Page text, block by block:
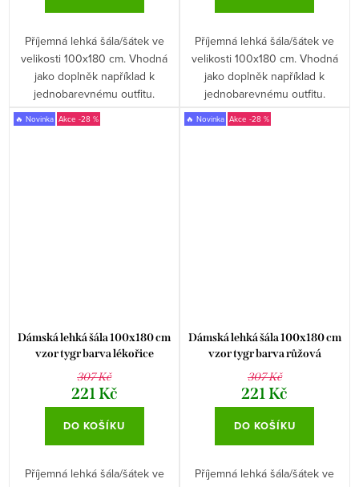
Příjemná lehká šála/šátek ve
velikosti 100x180 cm. Vhodná
jako doplněk například k
jednobarevnému outfitu.
Příjemná lehká šála/šátek ve
velikosti 100x180 cm. Vhodná
jako doplněk například k
jednobarevnému outfitu.
🔥 Novinka -28 %
Dámská lehká šála 100x180 cm
vzor tygr barva lékořice
307 Kč
221 Kč
DO KOŠÍKU
Příjemná lehká šála/šátek ve
🔥 Novinka -28 %
Dámská lehká šála 100x180 cm
vzor tygr barva růžová
307 Kč
221 Kč
DO KOŠÍKU
Příjemná lehká šála/šátek ve